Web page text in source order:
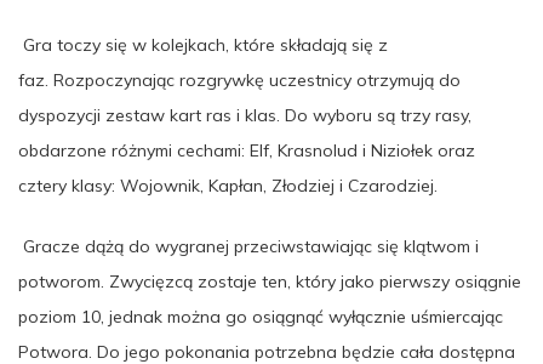
Gra toczy się w kolejkach, które składają się z
faz. Rozpoczynając rozgrywkę uczestnicy otrzymują do
dyspozycji zestaw kart ras i klas. Do wyboru są trzy rasy,
obdarzone różnymi cechami: Elf, Krasnolud i Niziołek oraz
cztery klasy: Wojownik, Kapłan, Złodziej i Czarodziej.
Gracze dążą do wygranej przeciwstawiając się klątwom i
potworom. Zwycięzcą zostaje ten, który jako pierwszy osiągnie
poziom 10, jednak można go osiągnąć wyłącznie uśmiercając
Potwora. Do jego pokonania potrzebna będzie cała dostępna